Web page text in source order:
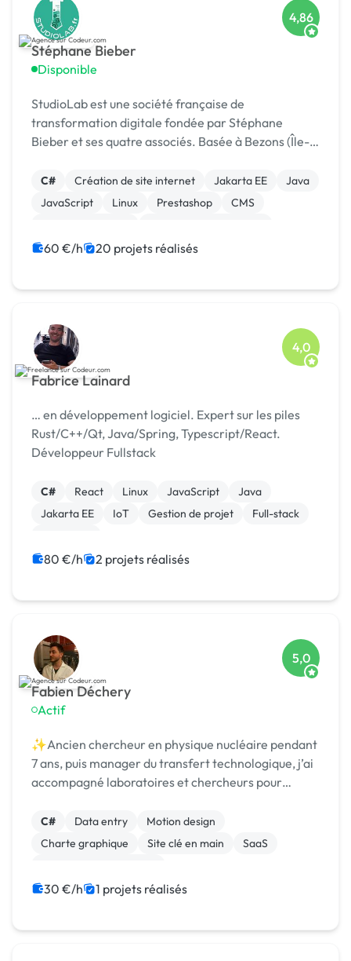
Stéphane Bieber
Disponible
4,86
StudioLab est une société française de
transformation digitale fondée par Stéphane
Bieber et ses quatre associés. Basée à Bezons (Île-
ans les entrepr
C# Création de site internet Jakarta EE
Java
JavaScript
Linux Prestashop
CMS
60 €/h 20 projets réalisés
Fabrice Lainard
4,0
… en développement logiciel. Expert sur les piles
Rust/C++/Qt, Java/Spring, Typescript/React.
Développeur Fullstack
C# React Linux JavaScript
Java
Jakarta EE
IoT Gestion de projet
Full-stack
80 €/h 2 projets réalisés
Fabien Déchery
Actif
5,0
✨Ancien chercheur en physique nucléaire pendant
7 ans, puis manager du transfert technologique, j’ai
accompagné laboratoires et chercheurs pour
puis st
C# Data entry
Motion design
Charte graphique
Site clé en main
SaaS
Migration ou refonte de site
30 €/h 1 projets réalisés